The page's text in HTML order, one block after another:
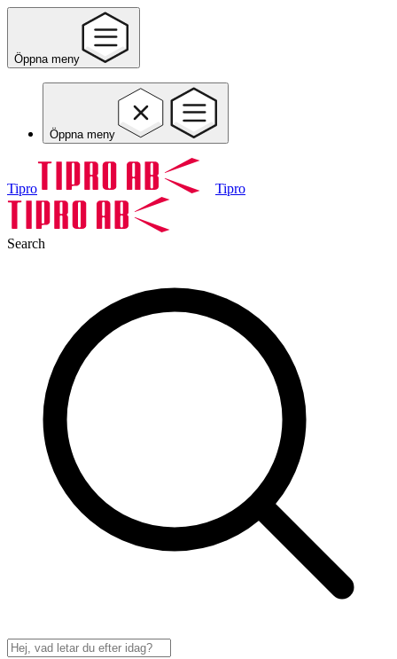
Öppna meny
Öppna meny
Tipro Tipro
Search